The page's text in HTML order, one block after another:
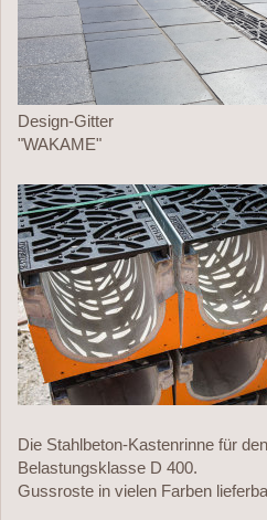
Design-Gitter
"WAKAME"
Die Stahlbeton-Kastenrinne für
Belastungsklasse D 400.
Gussroste in vielen Farben